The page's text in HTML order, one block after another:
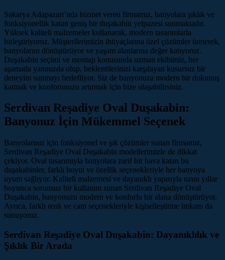
Sakarya Adapazarı’nda hizmet veren firmamız, banyolara şıklık ve
fonksiyonellik katan geniş bir duşakabin yelpazesi sunmaktadır.
Yüksek kaliteli malzemeler kullanarak, modern tasarımlarla
birleştiriyoruz. Müşterilerimizin ihtiyaçlarına özel çözümler üreterek,
banyolarını dönüştürüyor ve yaşam alanlarına değer katıyoruz.
Duşakabin seçimi ve montajı konusunda uzman ekibimiz, her
aşamada yanınızda olup, beklentilerinizi karşılayan kusursuz bir
deneyim sunmayı hedefliyor. Siz de banyonuza modern bir dokunuş
katmak ve konforunuzu artırmak için bize ulaşabilirsiniz.
Serdivan Reşadiye Oval Duşakabin:
Banyonuz İçin Mükemmel Seçenek
Banyolarınız için fonksiyonel ve şık çözümler sunan firmamız,
Serdivan Reşadiye Oval Duşakabin modellerimizle de dikkat
çekiyor. Oval tasarımıyla banyolara zarif bir hava katan bu
duşakabinler, farklı boyut ve özellik seçenekleriyle her banyoya
uyum sağlıyor. Kaliteli malzemesi ve dayanıklı yapısıyla uzun yıllar
boyunca sorunsuz bir kullanım sunan Serdivan Reşadiye Oval
Duşakabin, banyonuzu modern ve konforlu bir alana dönüştürüyor.
Ayrıca, farklı renk ve cam seçenekleriyle kişiselleştirme imkanı da
sunuyoruz.
Serdivan Reşadiye Oval Duşakabin: Dayanıklılık ve
Şıklık Bir Arada